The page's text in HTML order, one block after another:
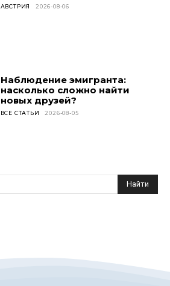
АВСТРИЯ 2026-08-06
Наблюдение эмигранта:
насколько сложно найти
новых друзей?
ВСЕ СТАТЬИ 2026-08-05
Найти